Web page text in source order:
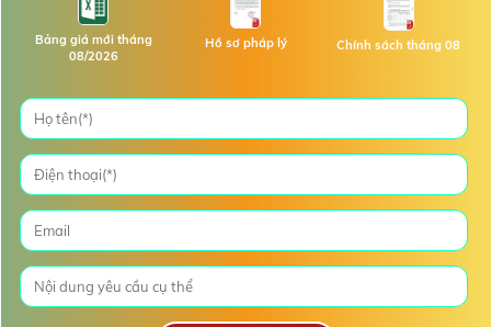
Bảng giá mới tháng
08/2026
Hồ sơ pháp lý Chính sách tháng 08